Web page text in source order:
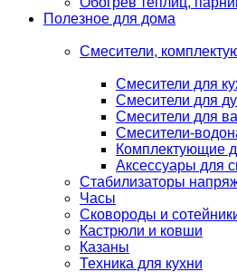
Полезное для дома
Смесители,
Смесители для
Смесители для
Смесители для
Смесители-
Комплектующие
Аксессуары для
Стабилизаторы
Часы
Сковороды и
Кастрюли и ковши
Казаны
Техника для кухни